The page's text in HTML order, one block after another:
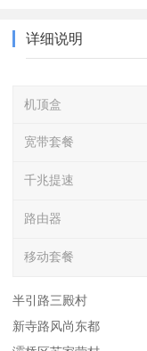
详细说明
机顶盒
宽带套餐
千兆提速
路由器
移动套餐
半引路三殿村
新寺路风尚东都